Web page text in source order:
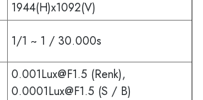
1944(H)x1092(V)
1/1 ~ 1 / 30.000s
0.001Lux@F1.5 (Renk),
0.0001Lux@F1.5 (S / B)